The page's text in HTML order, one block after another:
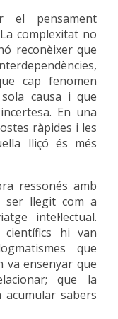
el pensament
complexitat no
reconèixer que
cap fenomen
causa i que
En una
ràpides i les
lliçó és més
ressonés amb
ser llegit com a
intel·lectual.
científics hi van
que
va ensenyar que
que la
acumular sabers